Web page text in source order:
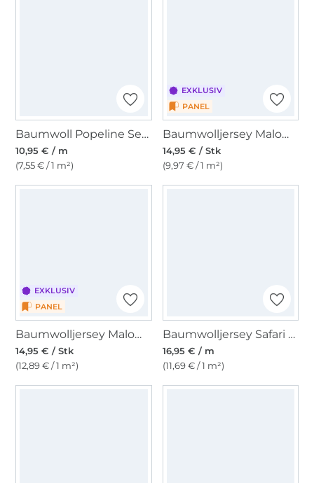
Baumwoll Popeline Sea Animals, petrol
10,95 € / m
(7,55 € / 1 m²)
EXKLUSIV
PANEL
Baumwolljersey Malomi Panel Schmetterlingsschwarm, 150 x 100 cm
14,95 € / Stk
(9,97 € / 1 m²)
EXKLUSIV
PANEL
Baumwolljersey Malomi Panel Fröhliche Schmetterlinge, dunkelblau 145 x 80cm
14,95 € / Stk
(12,89 € / 1 m²)
Baumwolljersey Safari Animals, wollweiß
16,95 € / m
(11,69 € / 1 m²)